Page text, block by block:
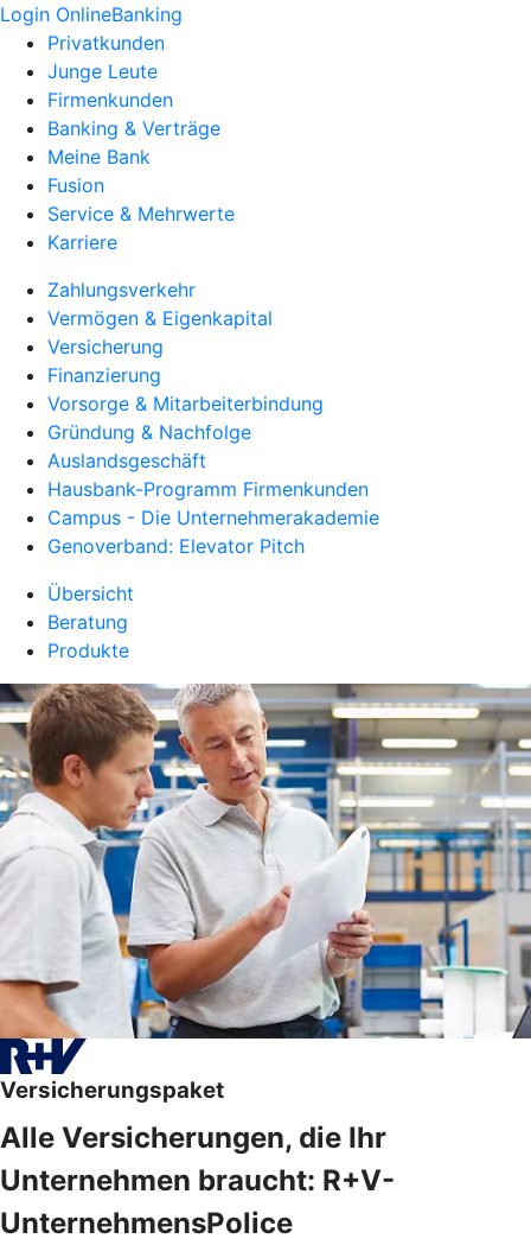
Login OnlineBanking
Privatkunden
Junge Leute
Firmenkunden
Banking & Verträge
Meine Bank
Fusion
Service & Mehrwerte
Karriere
Zahlungsverkehr
Vermögen & Eigenkapital
Versicherung
Finanzierung
Vorsorge & Mitarbeiterbindung
Gründung & Nachfolge
Auslandsgeschäft
Hausbank-Programm Firmenkunden
Campus - Die Unternehmerakademie
Genoverband: Elevator Pitch
Übersicht
Beratung
Produkte
Versicherungspaket
Alle Versicherungen, die Ihr
Unternehmen braucht: R+V-
UnternehmensPolice